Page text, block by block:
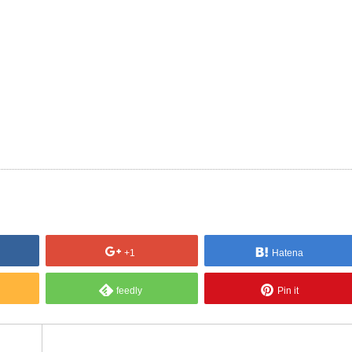
+1 Hatena
feedly Pin it